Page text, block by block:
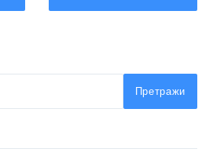
Претражи